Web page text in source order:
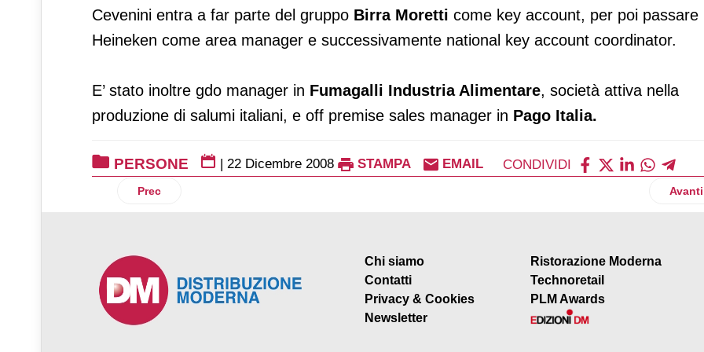
Cevenini entra a far parte del gruppo Birra Moretti come key account, per poi passare
Heineken come area manager e successivamente national key account coordinator.
E’ stato inoltre gdo manager in Fumagalli Industria Alimentare, società attiva nella
produzione di salumi italiani, e off premise sales manager in Pago Italia.
PERSONE | 22 Dicembre 2008 STAMPA EMAIL CONDIVIDI
Articolo precedente: Cambio ai vertici di Colgate-Palmolve Italia
Prec Avanti
Chi siamo
Contatti
Privacy & Cookies
Newsletter
Ristorazione Moderna
Technoretail
PLM Awards